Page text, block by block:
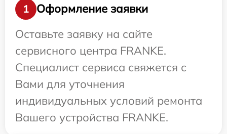
1
Оформление заявки
Оставьте заявку на сайте
сервисного центра FRANKE.
Специалист сервиса свяжется с
Вами для уточнения
индивидуальных условий ремонта
Вашего устройства FRANKE.